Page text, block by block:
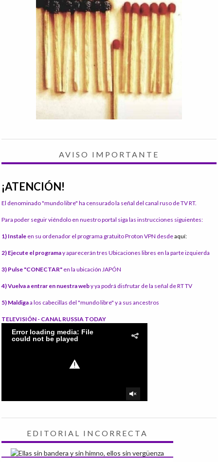
AVISO IMPORTANTE
¡ATENCIÓN!
El denominado "mundo libre" ha censurado la señal del canal ruso de TV RT.
Para poder seguir viéndolo en nuestro portal siga las instrucciones siguientes:
1) Instale en su ordenador el programa gratuito Proton VPN desdeaquí:
2) Ejecute el programay aparecerán tres Ubicaciones libres en la parte izquierda
3) Pulse "CONECTAR" en la ubicación JAPÓN
4) Vuelva a entrar en nuestra weby ya podrá disfrutar de la señal de RT TV
5) Maldigaa los cabecillas del "mundo libre" y a sus ancestros
TELEVISIÓN - CANAL RUSSIA TODAY
EDITORIAL INCORRECTA